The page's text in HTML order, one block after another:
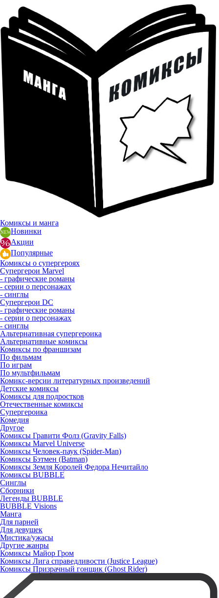
Комиксы и манга
Новинки
Акции
Популярные
Комиксы о супергероях
Супергерои Marvel
- графические романы
- серии о персонажах
- синглы
Супергерои DC
- графические романы
- серии о персонажах
- синглы
Альтернативная супергероика
Альтернативные комиксы
Комиксы по франшизам
По фильмам
По играм
По мультфильмам
Комикс-версии литературных произведений
Детские комиксы
Комиксы для подростков
Отечественные комиксы
Супергероика
Комедия
Другое
Комиксы Гравити Фолз (Gravity Falls)
Комиксы Marvel Universe
Комиксы Человек-паук (Spider-Man)
Комиксы Бэтмен (Batman)
Комиксы Земля Королей Федора Нечитайло
Комиксы BUBBLE
Синглы
Сборники
Легенды BUBBLE
BUBBLE Visions
Манга
Для парней
Для девушек
Мистика/ужасы
Другие жанры
Комиксы Майор Гром
Комиксы Лига справедливости (Justice League)
Комиксы Призрачный гонщик (Ghost Rider)